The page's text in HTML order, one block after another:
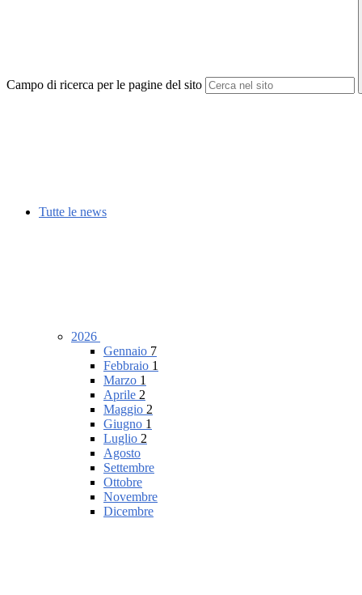
Campo di ricerca per le pagine del sito
Tutte le news
2026
Gennaio 7
Febbraio 1
Marzo 1
Aprile 2
Maggio 2
Giugno 1
Luglio 2
Agosto
Settembre
Ottobre
Novembre
Dicembre